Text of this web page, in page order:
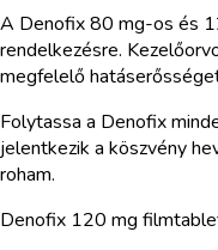
A Denofix 80 mg-os és
rendelkezésre.
megfelelő
Folytassa a Denofix
jelentkezik a köszvény
roham.
Denofix 120 mg